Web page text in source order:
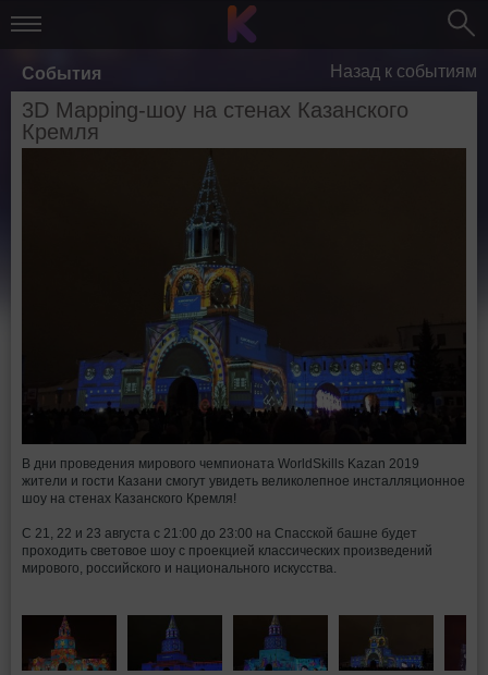
События Назад к событиям
3D Mapping-шоу на стенах Казанского
Кремля
В дни проведения мирового чемпионата WorldSkills Kazan 2019
жители и гости Казани смогут увидеть великолепное инсталляционное
шоу на стенах Казанского Кремля!
С 21, 22 и 23 августа с 21:00 до 23:00 на Спасской башне будет
проходить световое шоу с проекцией классических произведений
мирового, российского и национального искусства.